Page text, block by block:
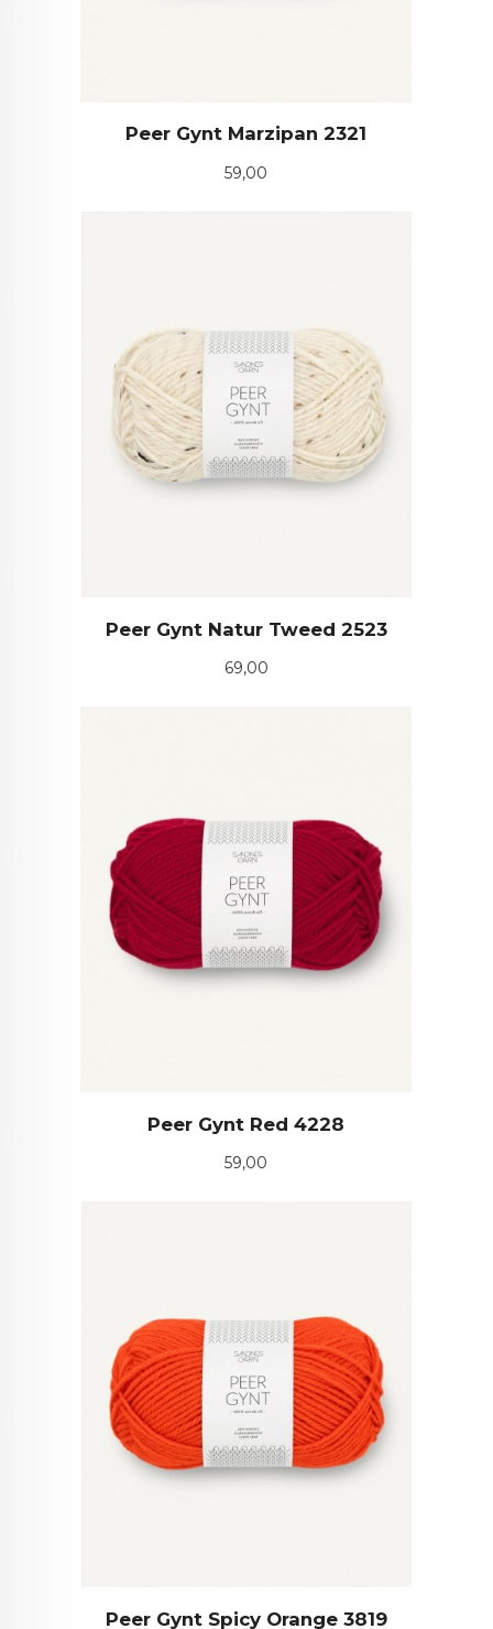
Peer Gynt Marzipan 2321
Pris
59,00
Peer Gynt Natur Tweed 2523
Pris
69,00
Peer Gynt Red 4228
Pris
59,00
Peer Gynt Spicy Orange 3819